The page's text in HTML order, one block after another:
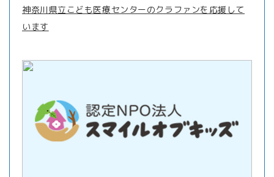
神奈川県立こども医療センターのクラファンを応援して
います